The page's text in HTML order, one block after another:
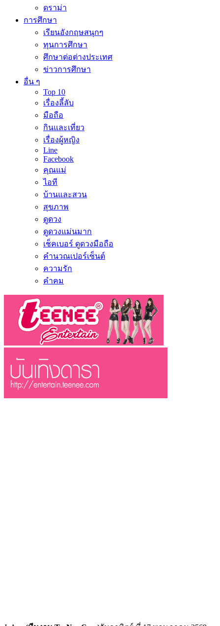
ดราม่า
การศึกษา
เรียนอังกฤษสนุกๆ
ทุนการศึกษา
ศึกษาต่อต่างประเทศ
ข่าวการศึกษา
อื่น ๆ
Top 10
เรื่องลี้ลับ
มือถือ
กินและเที่ยว
เรื่องผู้หญิง
Line
Facebook
คุณแม่
ไอที
บ้านและสวน
สุขภาพ
ดูดวง
ดูดวงแม่นมาก
เช็คเบอร์ ดูดวงมือถือ
คำนวณเปอร์เซ็นต์
ความรัก
คำคม